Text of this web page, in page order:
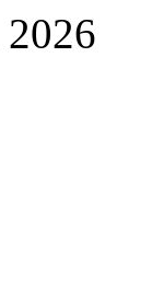
2026